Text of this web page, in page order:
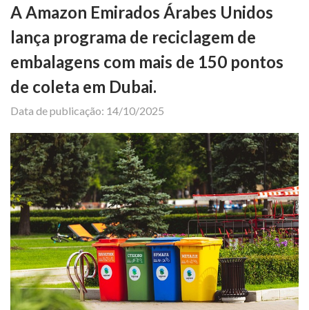
A Amazon Emirados Árabes Unidos
lança programa de reciclagem de
embalagens com mais de 150 pontos
de coleta em Dubai.
Data de publicação: 14/10/2025